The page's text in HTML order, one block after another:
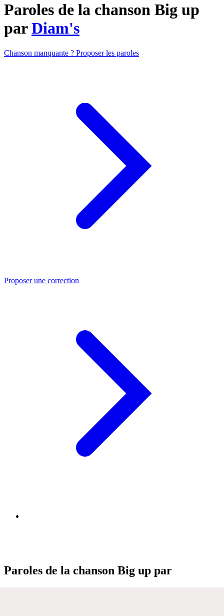
Paroles de la chanson Big up
parDiam's
Chanson manquante ? Proposer les paroles
Proposer une correction
Paroles de la chanson Big up par